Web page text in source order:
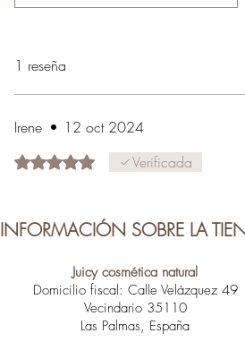
1 reseña
Irene • 12 oct 2024
Obtuvo 5 de 5 estrellas.Verificada
INFORMACIÓN SOBRE LA
Juicy cosmética natural
Domicilio fiscal: Calle Velázquez 49
Vecindario 35110
Las Palmas, España